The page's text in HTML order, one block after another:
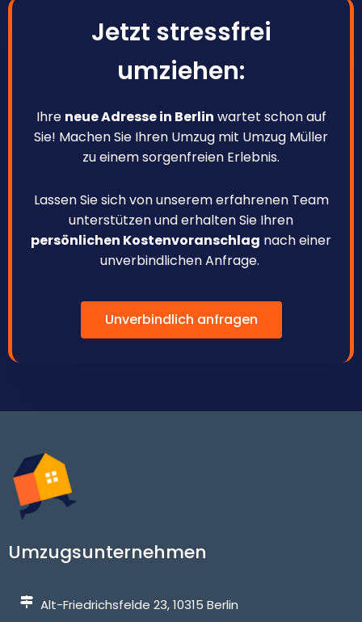
Jetzt stressfrei
umziehen:
Ihre neue Adresse in Berlin wartet schon auf
Sie! Machen Sie Ihren Umzug mit Umzug Müller
zu einem sorgenfreien Erlebnis.
Lassen Sie sich von unserem erfahrenen Team
unterstützen und erhalten Sie Ihren
persönlichen Kostenvoranschlag nach einer
unverbindlichen Anfrage.
Unverbindlich anfragen
Umzugsunternehmen
Alt-Friedrichsfelde 23, 10315 Berlin